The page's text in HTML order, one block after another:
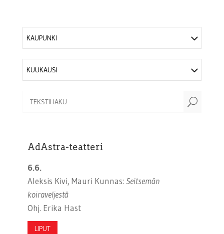
KAUPUNKI
KUUKAUSI
U
AdAstra-teatteri
6.6.
Aleksis Kivi, Mauri Kunnas: Seitsemän
koiraveljestä
Ohj. Erika Hast
LIPUT